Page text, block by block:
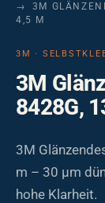
3M
4,5 M
3M ·
3M
8428G,
3M
m – 30 µm
hohe Klarheit.